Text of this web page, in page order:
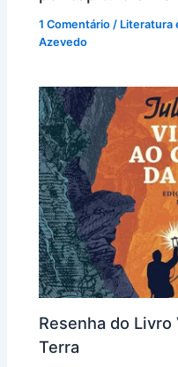
1 Comentário / Literatura
Azevedo
Resenha do
Terra